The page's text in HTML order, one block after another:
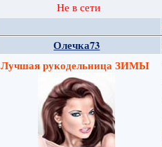
Не в сети
Олечка73
Лучшая рукодельница ЗИМЫ